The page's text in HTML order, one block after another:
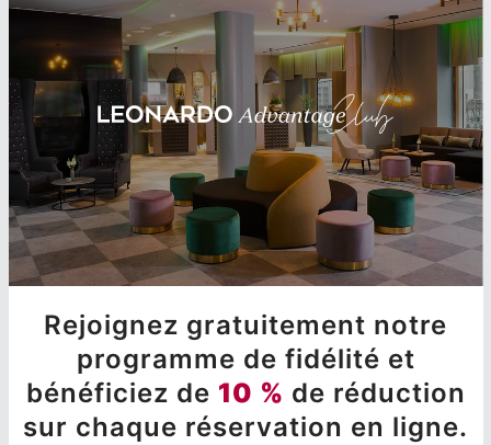
Rejoignez gratuitement notre
programme de fidélité et
bénéficiez de 10 % de réduction
sur chaque réservation en ligne.